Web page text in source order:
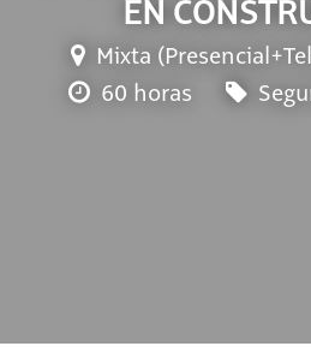
EN
Mixta
60 horas